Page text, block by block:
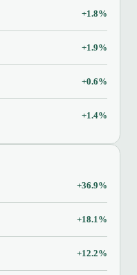
+1.8%
+1.9%
+0.6%
+1.4%
+36.9%
+18.1%
+12.2%